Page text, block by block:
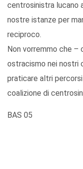
centrosinistra lucano
nostre istanze per
reciproco.
Non vorremmo che
ostracismo nei nostri
praticare altri
coalizione di
BAS 05